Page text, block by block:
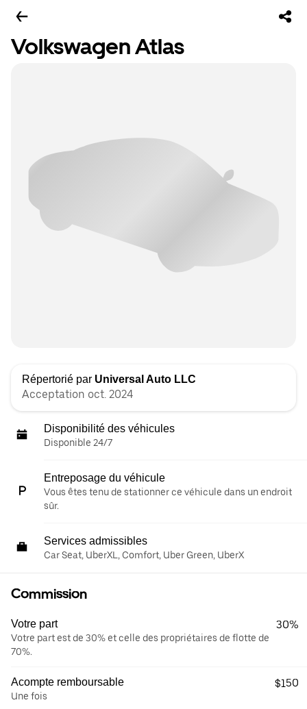
Volkswagen Atlas
Répertorié par Universal Auto LLC
Acceptation oct. 2024
Disponibilité des véhicules
Disponible 24/7
Entreposage du véhicule
Vous êtes tenu de stationner ce véhicule dans un endroit
sûr.
Services admissibles
Car Seat, UberXL, Comfort, Uber Green, UberX
Commission
Votre part
Votre part est de 30% et celle des propriétaires de flotte de
70%.
30%
Acompte remboursable
Une fois
$150